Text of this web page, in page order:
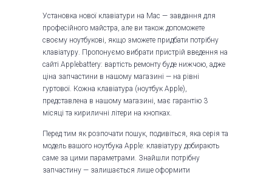
Установка нової клавіатури на Mac — завдання для
професійного майстра, але ви також допоможете
своєму ноутбукові, якщо зможете придбати потрібну
клавіатуру. Пропонуємо вибрати пристрій введення на
сайті Applebattery: вартість ремонту буде нижчою, адже
ціна запчастини в нашому магазині — на рівні
гуртової. Кожна клавіатура (ноутбук Apple),
представлена в нашому магазині, має гарантію 3
місяці та кириличні літери на кнопках.
Перед тим як розпочати пошук, подивіться, яка серія та
модель вашого ноутбука Apple: клавіатуру добирають
саме за цими параметрами. Знайшли потрібну
запчастину — залишається лише оформити